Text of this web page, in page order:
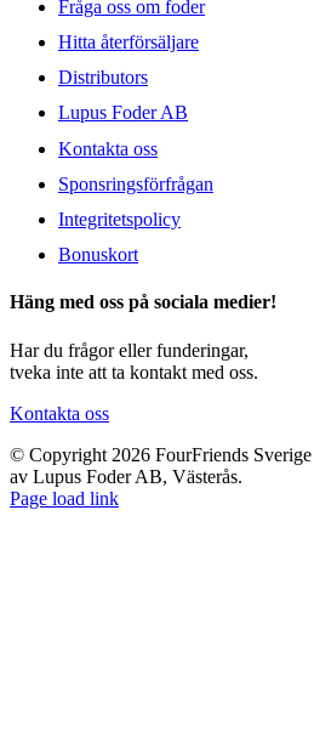
Fråga oss om foder
Hitta återförsäljare
Distributors
Lupus Foder AB
Kontakta oss
Sponsringsförfrågan
Integritetspolicy
Bonuskort
Häng med oss på sociala medier!
Har du frågor eller funderingar,
tveka inte att ta kontakt med oss.
Kontakta oss
© Copyright 2026 FourFriends
av Lupus Foder AB, Västerås.
Page load link